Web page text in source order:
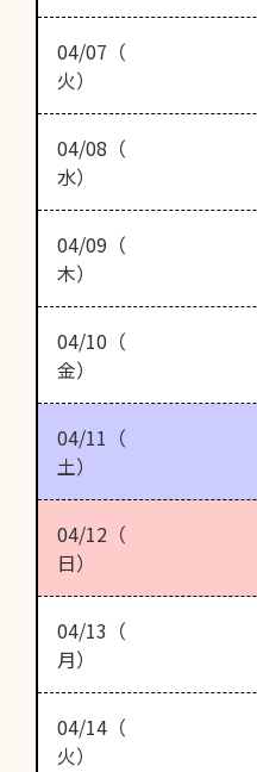
04/07（
火）
04/08（
水）
04/09（
木）
04/10（
金）
04/11（
土）
04/12（
日）
04/13（
月）
04/14（
火）